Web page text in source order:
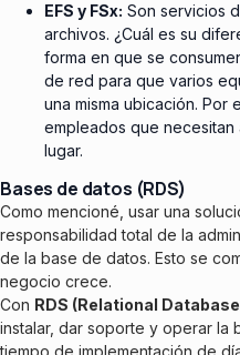
EFS y FSx: Son servicios
archivos. ¿Cuál es su
forma en que se
de red para que varios
una misma ubicación. Por
empleados que necesitan
lugar.
Bases de datos (RDS)
Como mencioné, usar una
responsabilidad total de la
de la base de datos. Esto se
negocio crece.
Con RDS (Relational
instalar, dar soporte y operar la
tiempo de implementación de